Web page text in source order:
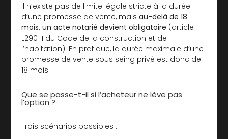
Il n’existe pas de limite légale stricte à la durée
d’une promesse de vente, maisau-delà de 18
mois, un acte notarié devient obligatoire (article
L290-1 du Code de la construction et de
l’habitation). En pratique, la durée maximale d’une
promesse de vente sous seing privé est donc de
18 mois.
Que se passe-t-il si l’acheteur ne lève pas
l’option ?
Trois scénarios possibles :